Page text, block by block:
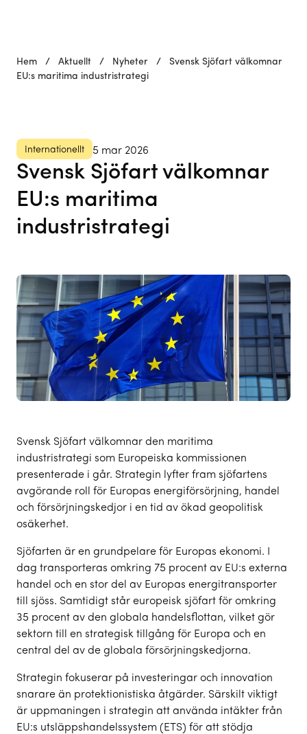
Hem / Aktuellt / Nyheter /
Svensk Sjöfart välkomnar
EU:s maritima industristrategi
Internationellt 5 mar 2026
Svensk Sjöfart välkomnar
EU:s maritima
industristrategi
Svensk Sjöfart välkomnar den maritima
industristrategi som Europeiska kommissionen
presenterade i går. Strategin lyfter fram sjöfartens
avgörande roll för Europas energiförsörjning, handel
och försörjningskedjor i en tid av ökad geopolitisk
osäkerhet.
Sjöfarten är en grundpelare för Europas ekonomi. I
dag transporteras omkring 75 procent av EU:s externa
handel och en stor del av Europas energitransporter
till sjöss. Samtidigt står europeisk sjöfart för omkring
35 procent av den globala handelsflottan, vilket gör
sektorn till en strategisk tillgång för Europa och en
central del av de globala försörjningskedjorna.
Strategin fokuserar på investeringar och innovation
snarare än protektionistiska åtgärder. Särskilt viktigt
är uppmaningen i strategin att använda intäkter från
EU:s utsläppshandelssystem (ETS) för att stödja